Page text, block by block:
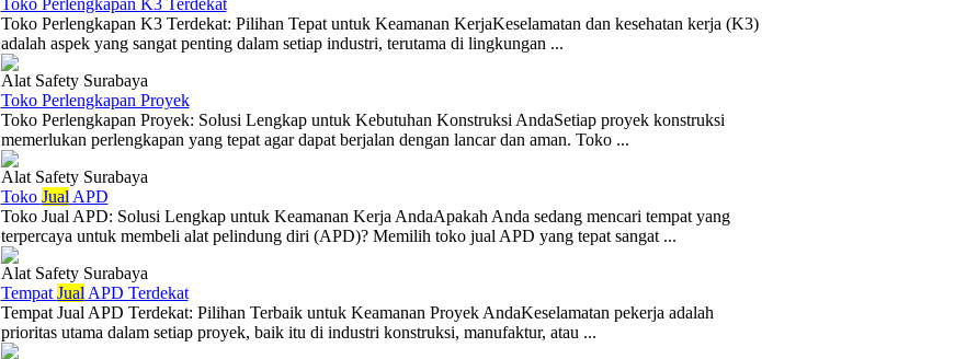
Toko Perlengkapan K3 Terdekat
Toko Perlengkapan K3 Terdekat: Pilihan Tepat untuk Keamanan KerjaKeselamatan dan kesehatan kerja (K3)
adalah aspek yang sangat penting dalam setiap industri, terutama di lingkungan ...
Alat Safety Surabaya
Toko Perlengkapan Proyek
Toko Perlengkapan Proyek: Solusi Lengkap untuk Kebutuhan Konstruksi AndaSetiap proyek konstruksi
memerlukan perlengkapan yang tepat agar dapat berjalan dengan lancar dan aman. Toko ...
Alat Safety Surabaya
Toko Jual APD
Toko Jual APD: Solusi Lengkap untuk Keamanan Kerja AndaApakah Anda sedang mencari tempat yang
terpercaya untuk membeli alat pelindung diri (APD)? Memilih toko jual APD yang tepat sangat ...
Alat Safety Surabaya
Tempat Jual APD Terdekat
Tempat Jual APD Terdekat: Pilihan Terbaik untuk Keamanan Proyek AndaKeselamatan pekerja adalah
prioritas utama dalam setiap proyek, baik itu di industri konstruksi, manufaktur, atau ...